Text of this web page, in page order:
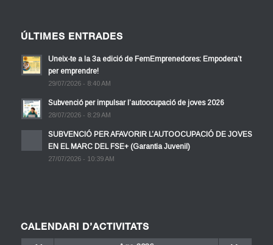
ÚLTIMES ENTRADES
Uneix-te a la 3a edició de FemEmprenedores: Empodera’t
per emprendre!
29/07/2026 - 8:40 AM
Subvenció per impulsar l’autoocupació de joves 2026
28/07/2026 - 8:29 AM
SUBVENCIÓ PER AFAVORIR L’AUTOOCUPACIÓ DE JOVES
EN EL MARC DEL FSE+ (Garantia Juvenil)
27/07/2026 - 10:39 AM
CALENDARI D’ACTIVITATS